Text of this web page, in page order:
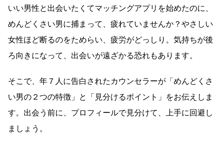
いい男性と出会いたくてマッチングアプリを始めたのに、
めんどくさい男に捕まって、疲れていませんか？やさしい
女性ほど断るのをためらい、疲労がどっしり。気持ちが後
ろ向きになって、出会いが遠ざかる恐れもあります。
そこで、年７人に告白されたカウンセラーが「めんどくさ
い男の２つの特徴」と「見分けるポイント」をお伝えしま
す。出会う前に、プロフィールで見分けて、上手に回避し
ましょう。